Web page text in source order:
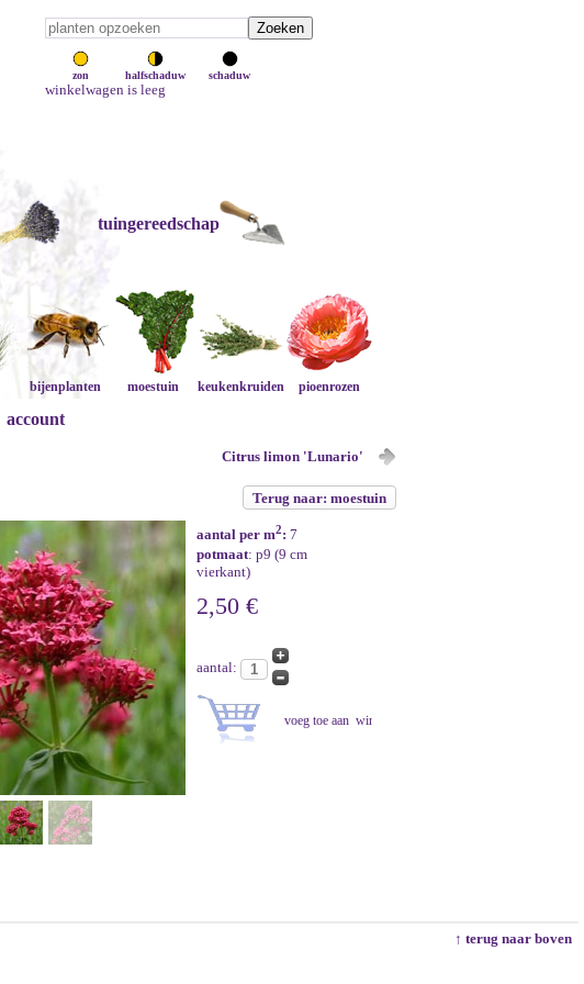
zon halfschaduw schaduw
winkelwagen is leeg
tuingereedschap
bijenplanten moestuin keukenkruiden pioenrozen
account
Citrus limon 'Lunario'
Terug naar: moestuin
aantal per m2: 7
potmaat: p9 (9 cm
vierkant)
2,50 €
aantal:
↑ terug naar boven